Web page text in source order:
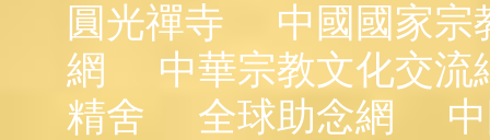
圓光禪寺
中國國家宗
網
中華宗教文化交流
精舍
全球助念網